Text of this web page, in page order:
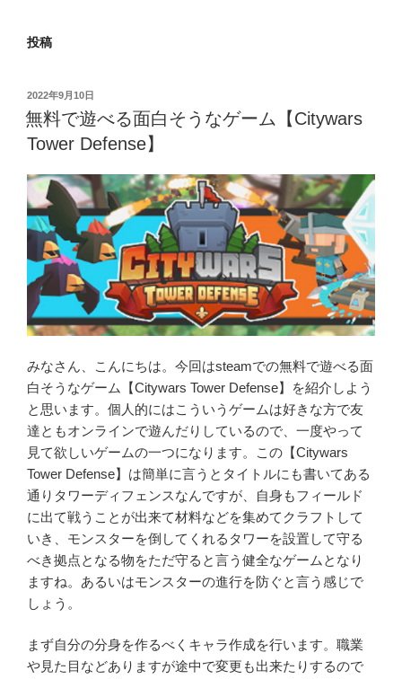
投稿
投
稿
日:
2022年9月10日
無料で遊べる面白そうなゲーム【Citywars
Tower Defense】
みなさん、こんにちは。今回はsteamでの無料で遊べる面
白そうなゲーム【Citywars Tower Defense】を紹介しよう
と思います。個人的にはこういうゲームは好きな方で友
達ともオンラインで遊んだりしているので、一度やって
見て欲しいゲームの一つになります。この【Citywars
Tower Defense】は簡単に言うとタイトルにも書いてある
通りタワーディフェンスなんですが、自身もフィールド
に出て戦うことが出来て材料などを集めてクラフトして
いき、モンスターを倒してくれるタワーを設置して守る
べき拠点となる物をただ守ると言う健全なゲームとなり
ますね。あるいはモンスターの進行を防ぐと言う感じで
しょう。
まず自分の分身を作るべくキャラ作成を行います。職業
や見た目などありますが途中で変更も出来たりするので